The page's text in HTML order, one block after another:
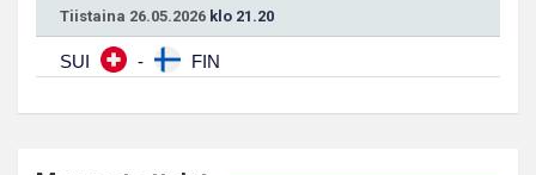
Tiistaina 26.05.2026 klo 21.20
SUI - FIN